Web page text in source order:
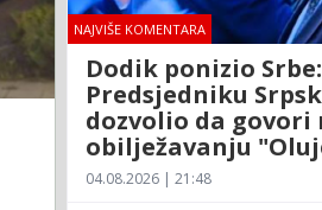
NAJVIŠE KOMENTARA
Dodik ponizio Srbe:
Predsjedniku
dozvolio da govori
obilježavanju
04.08.2026 | 21:48